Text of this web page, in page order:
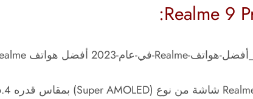
Super AMOLED